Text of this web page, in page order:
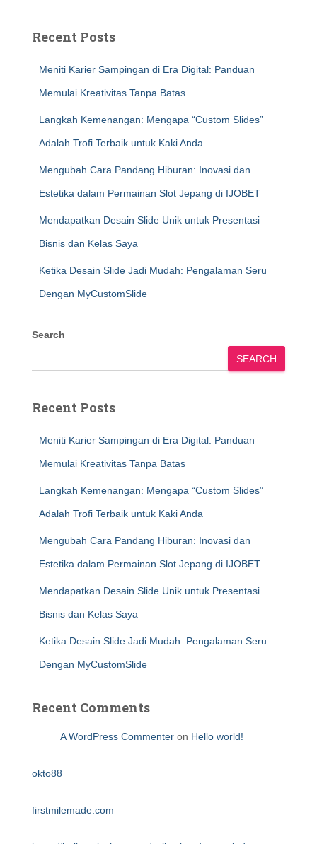
Recent Posts
Meniti Karier Sampingan di Era Digital: Panduan
Memulai Kreativitas Tanpa Batas
Langkah Kemenangan: Mengapa “Custom Slides”
Adalah Trofi Terbaik untuk Kaki Anda
Mengubah Cara Pandang Hiburan: Inovasi dan
Estetika dalam Permainan Slot Jepang di IJOBET
Mendapatkan Desain Slide Unik untuk Presentasi
Bisnis dan Kelas Saya
Ketika Desain Slide Jadi Mudah: Pengalaman Seru
Dengan MyCustomSlide
Search
SEARCH
Recent Posts
Meniti Karier Sampingan di Era Digital: Panduan
Memulai Kreativitas Tanpa Batas
Langkah Kemenangan: Mengapa “Custom Slides”
Adalah Trofi Terbaik untuk Kaki Anda
Mengubah Cara Pandang Hiburan: Inovasi dan
Estetika dalam Permainan Slot Jepang di IJOBET
Mendapatkan Desain Slide Unik untuk Presentasi
Bisnis dan Kelas Saya
Ketika Desain Slide Jadi Mudah: Pengalaman Seru
Dengan MyCustomSlide
Recent Comments
A WordPress Commenter on Hello world!
okto88
firstmilemade.com